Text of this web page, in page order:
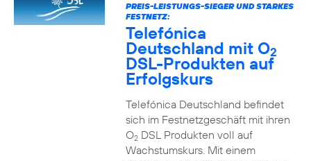
PREIS-LEISTUNGS-SIEGER UND STARKES
FESTNETZ:
Telefónica
Deutschland mit O2
DSL-Produkten auf
Erfolgskurs
Telefónica Deutschland befindet
sich im Festnetzgeschäft mit ihren
O2DSL Produkten voll auf
Wachstumskurs. Mit einem